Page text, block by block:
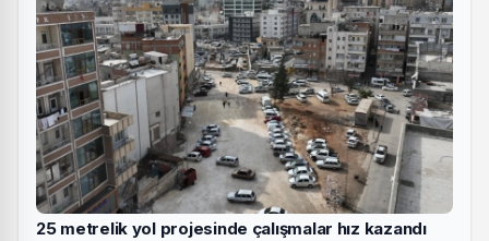
25 metrelik yol projesinde çalışmalar hız kazandı